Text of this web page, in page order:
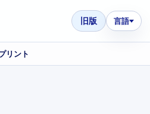
旧版 言語
リント